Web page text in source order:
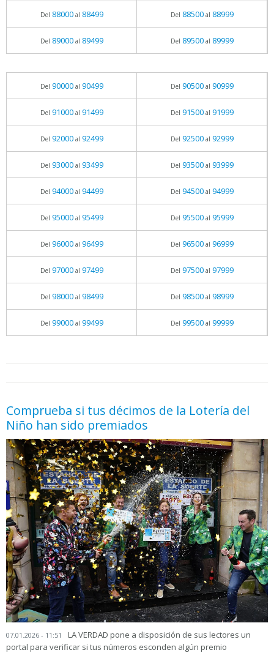
Del 88000al 88499 Del 88500al 88999
Del 89000al 89499 Del 89500al 89999
Del 90000al 90499 Del 90500al 90999
Del 91000al 91499 Del 91500al 91999
Del 92000al 92499 Del 92500al 92999
Del 93000al 93499 Del 93500al 93999
Del 94000al 94499 Del 94500al 94999
Del 95000al 95499 Del 95500al 95999
Del 96000al 96499 Del 96500al 96999
Del 97000al 97499 Del 97500al 97999
Del 98000al 98499 Del 98500al 98999
Del 99000al 99499 Del 99500al 99999
Comprueba si tus décimos de la Lotería del
Niño han sido premiados
07.01.2026 - 11:51
LA VERDAD pone a disposición de sus lectores un
portal para verificar si tus números esconden algún premio